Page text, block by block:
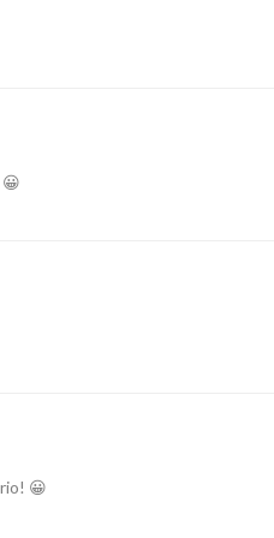
😀